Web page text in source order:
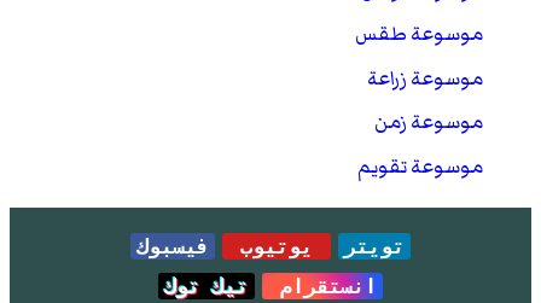
موسوعة طقس
موسوعة زراعة
موسوعة زمن
موسوعة تقويم
تويتر يوتيوب
فيسبوك
انستقرام
تيك توك